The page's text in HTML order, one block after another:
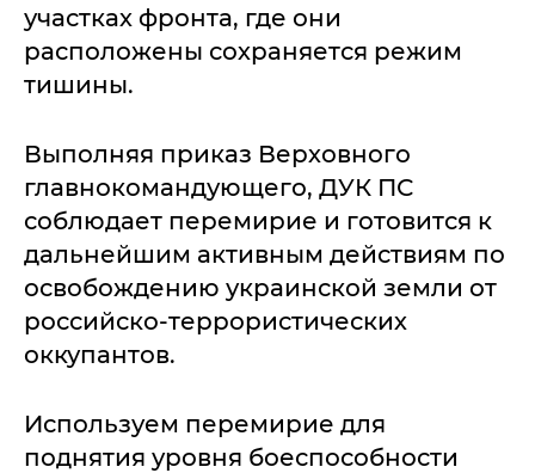
участках фронта, где они
расположены сохраняется режим
тишины.
Выполняя приказ Верховного
главнокомандующего, ДУК ПС
соблюдает перемирие и готовится к
дальнейшим активным действиям по
освобождению украинской земли от
российско-террористических
оккупантов.
Используем перемирие для
поднятия уровня боеспособности